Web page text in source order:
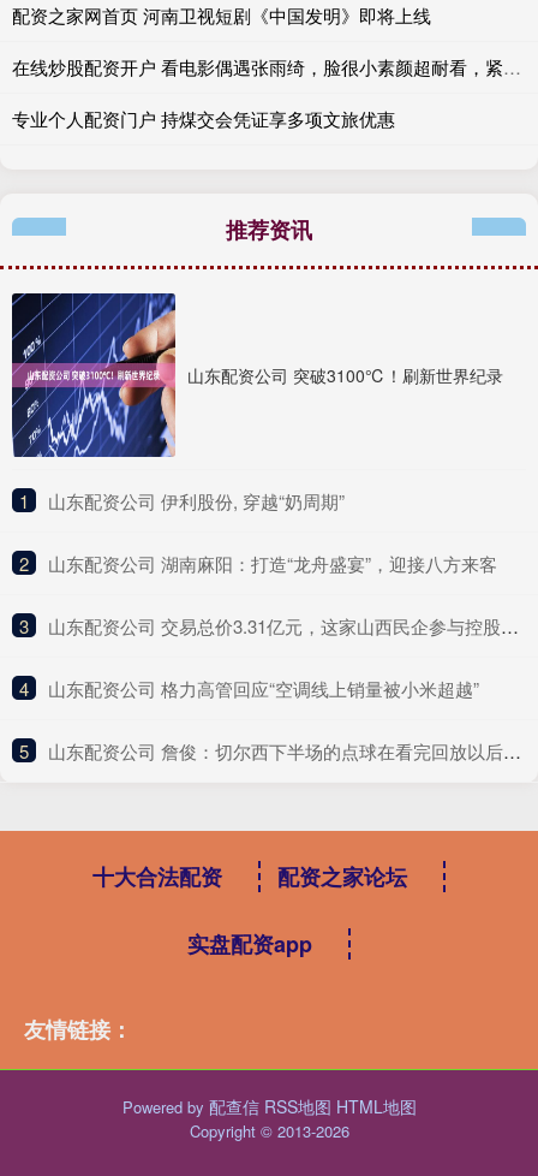
配资之家网首页 河南卫视短剧《中国发明》即将上线
在线炒股配资开户 看电影偶遇张雨绮，脸很小素颜超耐看，紧致马甲线尽显绝佳状态
专业个人配资门户 持煤交会凭证享多项文旅优惠
推荐资讯
山东配资公司 突破3100℃！刷新世界纪录
1 ​山东配资公司 伊利股份, 穿越“奶周期”
2 ​山东配资公司 湖南麻阳：打造“龙舟盛宴”，迎接八方来客
3 ​山东配资公司 交易总价3.31亿元，这家山西民企参与控股一“百亿级”上海A股
4 ​山东配资公司 格力高管回应“空调线上销量被小米超越”
5 ​山东配资公司 詹俊：切尔西下半场的点球在看完回放以后还吹，那就有点过分了
十大合法配资 配资之家论坛
实盘配资app
友情链接：
Powered by 配查信 RSS地图 HTML地图
Copyright © 2013-2026